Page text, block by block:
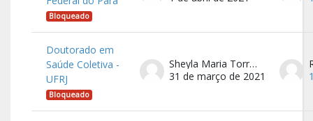
Bloqueado
Doutorado em
Saúde Coletiva -
UFRJ
Bloqueado
Sheyla Maria Torres Goulart Citrangulo
31 de março de 2021